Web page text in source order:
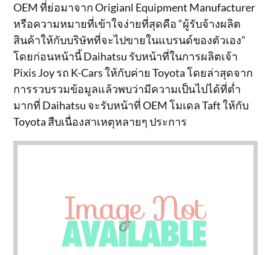
OEM ที่ย่อมาจาก Origianl Equipment Manufacturer
หรือความหมายที่เข้าใจง่ายที่สุดคือ “ผู้รับจ้างผลิต
สินค้าให้กับบริษัทที่จะไปขายในแบรนด์ของตัวเอง”
โดยก่อนหน้านี้ Daihatsu รับหน้าที่ในการผลิตเจ้า
Pixis Joy รถ K-Cars ให้กับค่าย Toyota โดยล่าสุดจาก
การรวบรวมข้อมูลแล้วพบว่ามีความเป็นไปได้ที่ต่ำ
มากที่ Daihatsu จะรับหน้าที่ OEM โมเดล Taft ให้กับ
Toyota สืบเนื่องสาเหตุหลายๆ ประการ